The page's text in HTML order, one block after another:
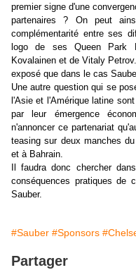
premier signe d'une
partenaires ? On peut
complémentarité entre ses
logo de ses Queen Park
Kovalainen et de Vitaly
exposé que dans le cas
Une autre question qui se
l'Asie et l'Amérique latine
par leur émergence
n'annoncer ce partenariat
teasing sur deux manches
et à Bahrain.
Il faudra donc chercher
conséquences pratiques de
Sauber.
#Sauber #Sponsors
Partager